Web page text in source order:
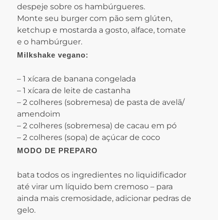
despeje sobre os hambúrgueres.
Monte seu burger com pão sem glúten,
ketchup e mostarda a gosto, alface, tomate
e o hambúrguer.
Milkshake vegano:
– 1 xícara de banana congelada
– 1 xícara de leite de castanha
– 2 colheres (sobremesa) de pasta de avelã/
amendoim
– 2 colheres (sobremesa) de cacau em pó
– 2 colheres (sopa) de açúcar de coco
MODO DE PREPARO
bata todos os ingredientes no liquidificador
até virar um líquido bem cremoso – para
ainda mais cremosidade, adicionar pedras de
gelo.